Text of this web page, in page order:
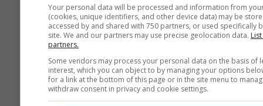
Prin utilizarea serviciilor
de acord cu
termenii și condițiile
Adresa dvs. de email va putea fi
Mai multe date meteo
Your personal data will be processed and information from
(cookies, unique identifiers, and other device data) may be
accessed by and shared with 750 partners, or used specifically
site. We and our partners may use precise geolocation data.
partners.
Some vendors may process your personal data on the basis of
interest, which you can object to by managing your options
for a link at the bottom of this page or in the site menu to
withdraw consent in privacy and cookie settings.